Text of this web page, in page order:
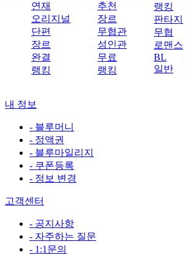
연재
오리지널
단편
장르
완결
랭킹
추천
장르
무협관
성인관
무료
랭킹
랭킹
판타지
무협
로맨스
BL
일반
내 정보
- 블루머니
- 정액권
- 블루마일리지
- 쿠폰등록
- 정보 변경
고객센터
- 공지사항
- 자주하는 질문
- 1:1문의